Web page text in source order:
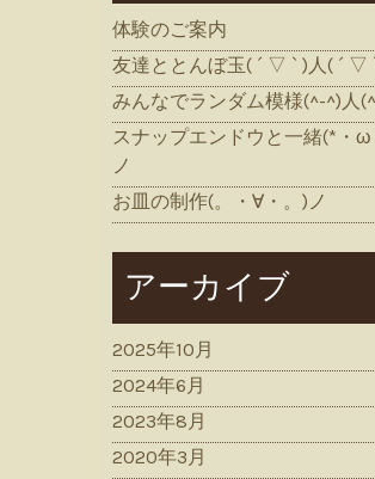
体験のご案内
友達ととんぼ玉( ´ ▽ ` )人( ´ ▽
みんなでランダム模様(^-^)人
スナップエンドウと一緒(*・ω
ノ
お皿の制作(。・∀・。)ノ
アーカイブ
2025年10月
2024年6月
2023年8月
2020年3月